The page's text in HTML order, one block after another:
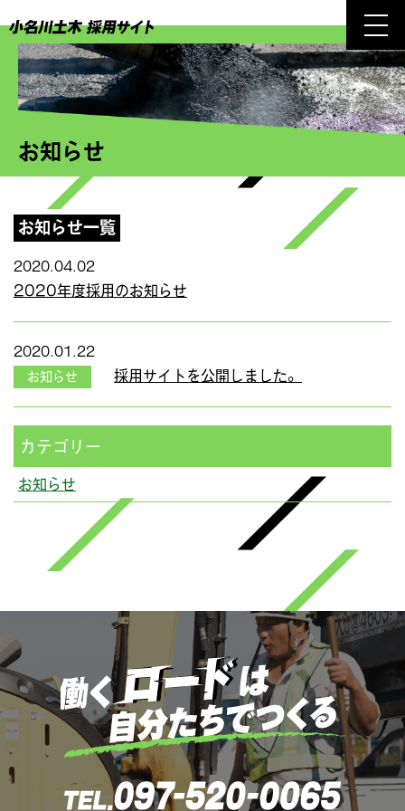
お知らせ
お知らせ一覧
2020.04.02
2020年度採用のお知らせ
2020.01.22
お知らせ
採用サイトを公開しました。
カテゴリー
お知らせ